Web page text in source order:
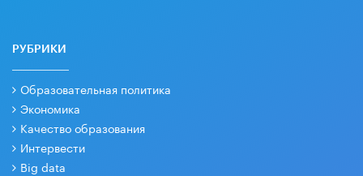
РУБРИКИ
Образовательная политика
Экономика
Качество образования
Интервести
Big data